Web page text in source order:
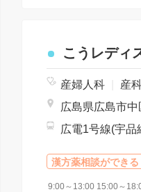
こうレディ
産婦人科 産
広島県広島市
漢方薬相談ができる
9:00～13:00 15:00～